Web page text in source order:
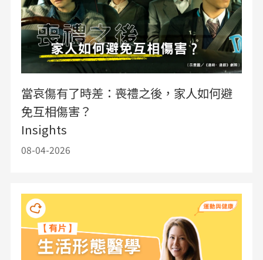
當哀傷有了時差：喪禮之後，家人如何避
免互相傷害？
Insights
08-04-2026